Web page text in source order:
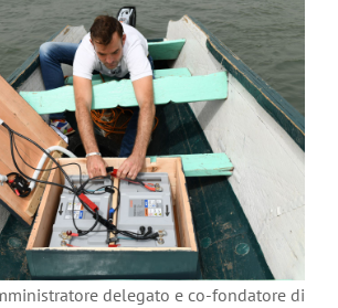
delegato e co-fondatore di